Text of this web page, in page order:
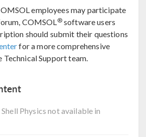
employees may participate
COMSOL®software users
should submit their questions
for a more comprehensive
Technical Support team.
Physics not available in